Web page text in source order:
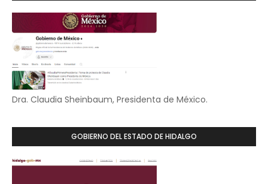
Dra. Claudia Sheinbaum, Presidenta de México.
GOBIERNO DEL ESTADO DE HIDALGO